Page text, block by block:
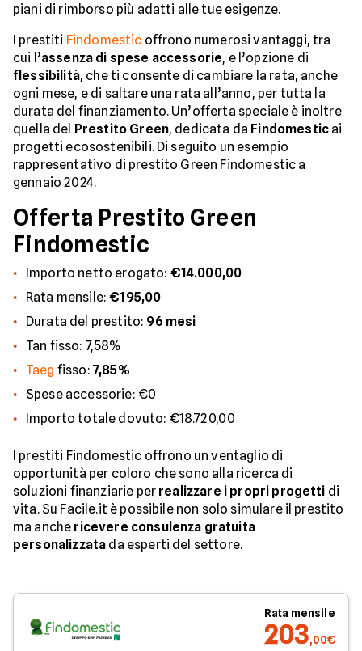
piani di rimborso più adatti alle tue esigenze.
I prestiti Findomestic offrono numerosi vantaggi, tra
cui l’assenza di spese accessorie, e l’opzione di
flessibilità, che ti consente di cambiare la rata, anche
ogni mese, e di saltare una rata all’anno, per tutta la
durata del finanziamento. Un’offerta speciale è inoltre
quella del Prestito Green, dedicata da Findomestic ai
progetti ecosostenibili. Di seguito un esempio
rappresentativo di prestito Green Findomestic a
gennaio 2024.
Offerta Prestito Green
Findomestic
Importo netto erogato: €14.000,00
Rata mensile:€195,00
Durata del prestito: 96 mesi
Tan fisso: 7,58%
Taeg fisso: 7,85%
Spese accessorie: €0
Importo totale dovuto: €18.720,00
I prestiti Findomestic offrono un ventaglio di
opportunità per coloro che sono alla ricerca di
soluzioni finanziarie per realizzare i propri progetti di
vita. Su Facile.it è possibile non solo simulare il prestito
ma anche ricevere consulenza gratuita
personalizzata da esperti del settore.
Rata mensile
203,00€